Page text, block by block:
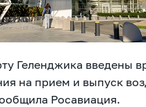
Геленджика введены
на прием и выпуск
Росавиация.